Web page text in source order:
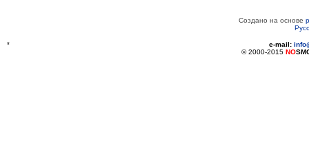
Создано на основе
* e-mail:
© 2000-2015 NO